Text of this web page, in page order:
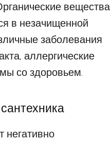
вещества
в незачищенной
заболевания
аллергические
со здоровьем.
негативно